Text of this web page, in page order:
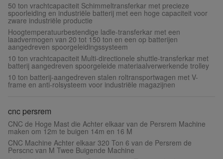
50 ton vrachtcapaciteit Schimmeltransferkar met precieze
spoorleiding en industriële batterij met een hoge capaciteit voor
zware industriële productie
Hoogtemperatuurbestendige ladle-transferkar met een
laadvermogen van 20 tot 150 ton en een op batterijen
aangedreven spoorgeleidingssysteem
10 ton vrachtcapaciteit Multi-directionele shuttle-transferkar met
batterij aangedreven spoorgeleide materiaalverwerkende trolley
10 ton batterij-aangedreven stalen roltransportwagen met V-
frame en anti-rolsysteem voor industriële magazijnen
cnc persrem
CNC de Hoge Mast die Achter elkaar van de Persrem Machine
maken om 12m te buigen 14m en 16 M
CNC Machine Achter elkaar 320 Ton 6 van de Persrem de
Perscnc van M Twee Buigende Machine